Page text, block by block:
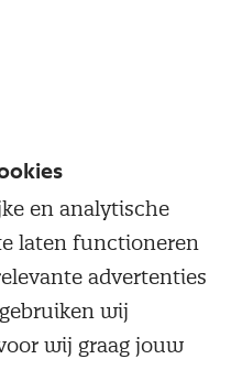
en analytische
laten functioneren
advertenties
wij
wij graag jouw